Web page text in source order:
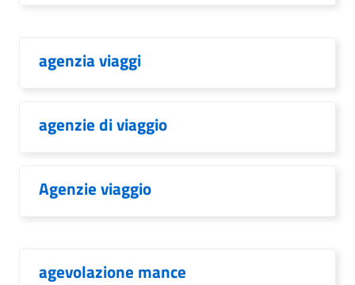
agenzia viaggi
agenzie di viaggio
Agenzie viaggio
agevolazione mance